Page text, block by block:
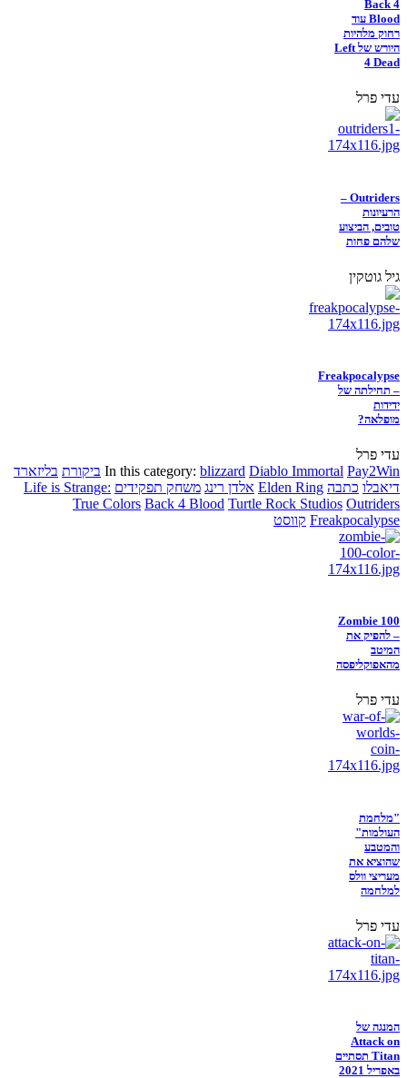
Back 4
Blood עוד
רחוק מלהיות
היורש של Left
4 Dead
עדי פרל
Outriders –
הרעיונות
טובים, הביצוע
שלהם פחות
גיל גוטקין
Freakpocalypse
– תחילתה של
ידידות
מופלאה?
עדי פרל
In this category: blizzard Diablo Immortal Pay2Win ביקורת בליזארד
דיאבלו כתבה Elden Ring אלדן רינג משחק תפקידים Life is Strange:
True Colors Back 4 Blood Turtle Rock Studios Outriders
Freakpocalypse קווסט
Zombie 100
– להפיק את
המיטב
מהאפוקליפסה
עדי פרל
"מלחמת
העולמות"
והמטבע
שהוציא את
מעריצי וולס
למלחמה
עדי פרל
המנגה של
Attack on
Titan תסתיים
באפריל 2021